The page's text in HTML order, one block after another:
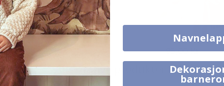
95,00 Kr 95,00 Kr
Alternative produkter